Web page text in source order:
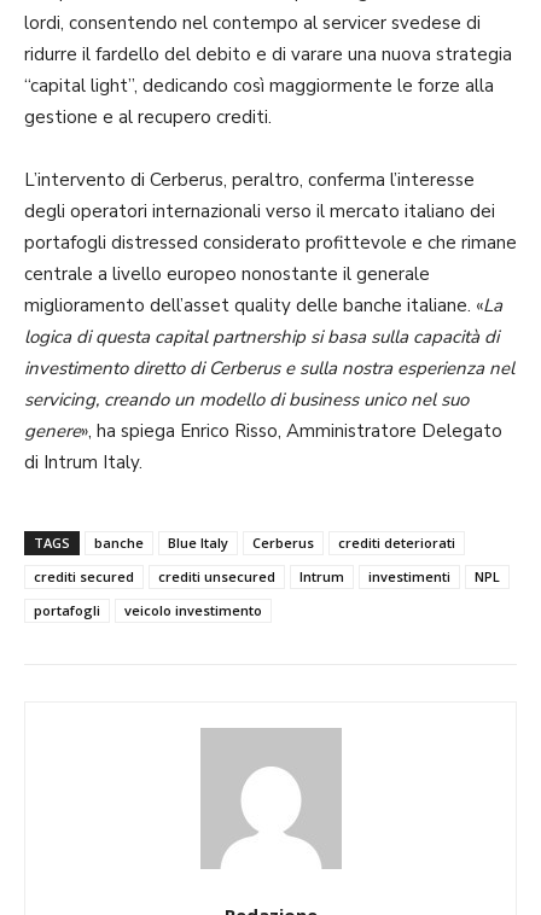
lordi, consentendo nel contempo al servicer svedese di
ridurre il fardello del debito e di varare una nuova strategia
“capital light”, dedicando così maggiormente le forze alla
gestione e al recupero crediti.
L’intervento di Cerberus, peraltro, conferma l’interesse
degli operatori internazionali verso il mercato italiano dei
portafogli distressed considerato profittevole e che rimane
centrale a livello europeo nonostante il generale
miglioramento dell’asset quality delle banche italiane. «La
logica di questa capital partnership si basa sulla capacità di
investimento diretto di Cerberus e sulla nostra esperienza nel
servicing, creando un modello di business unico nel suo
genere», ha spiega Enrico Risso, Amministratore Delegato
di Intrum Italy.
TAGS banche Blue Italy Cerberus
crediti deteriorati
crediti secured
crediti unsecured Intrum investimenti
NPL
portafogli
veicolo investimento